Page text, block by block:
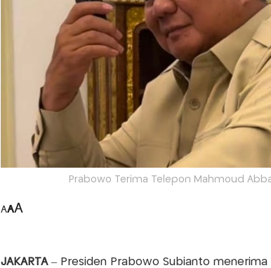
Prabowo Terima Telepon Mahmoud
AAA
JAKARTA– Presiden Prabowo Subianto